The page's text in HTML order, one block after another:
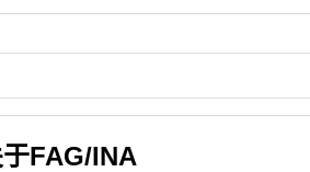
FAG/INA